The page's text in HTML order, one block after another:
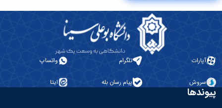
آپارات تلگرام واتساپ
سروش پیام رسان بله ایتا
پیوندها